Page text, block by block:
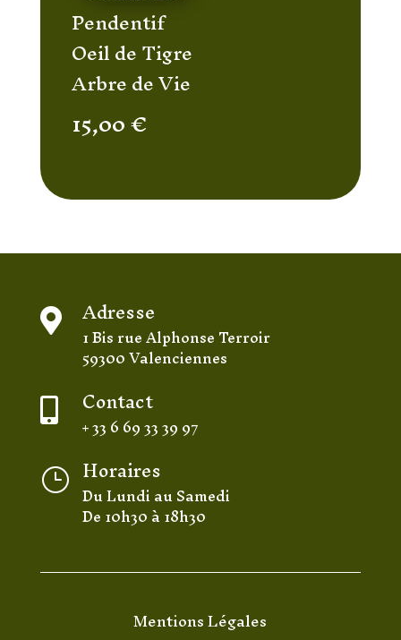
Pendentif
Oeil de Tigre
Arbre de Vie
15,00€
 Adresse
1 Bis rue Alphonse Terroir
59300 Valenciennes
 Contact
+ 33 6 69 33 39 97
} Horaires
Du Lundi au Samedi
De 10h30 à 18h30
Mentions Légales